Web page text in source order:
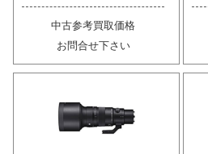
中古参考買取価格
お問合せ下さい